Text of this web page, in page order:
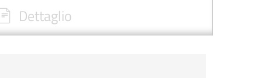
Dettaglio